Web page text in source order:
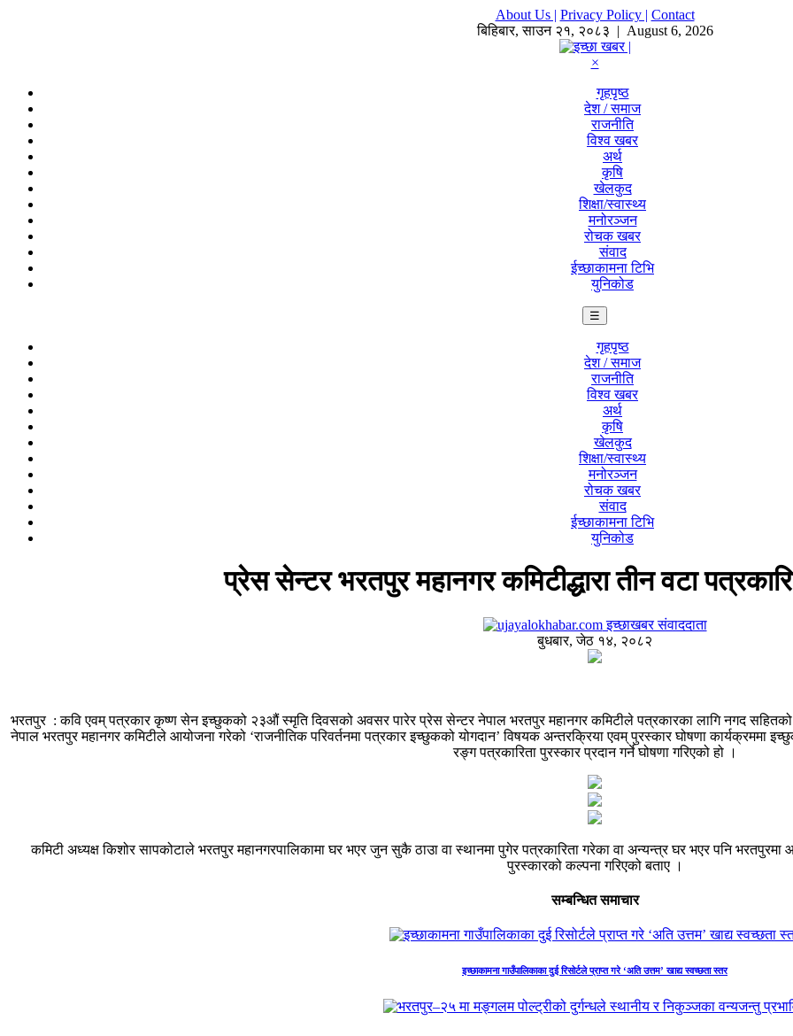
About Us | Privacy Policy | Contact
बिहिबार,साउन २१, २०८३ | August 6, 2026
×
गृहपृष्ठ
देश / समाज
राजनीति
विश्व खबर
अर्थ
कृषि
खेलकुद
शिक्षा/स्वास्थ्य
मनोरञ्जन
रोचक खबर
संवाद
ईच्छाकामना टिभि
युनिकोड
☰
गृहपृष्ठ
देश / समाज
राजनीति
विश्व खबर
अर्थ
कृषि
खेलकुद
शिक्षा/स्वास्थ्य
मनोरञ्जन
रोचक खबर
संवाद
ईच्छाकामना टिभि
युनिकोड
प्रेस सेन्टर भरतपुर महानगर कमिटीद्धारा तीन वटा
इच्छाखबर संवाददाता
बुधबार, जेठ १४, २०८२
भरतपुर : कवि एवम् पत्रकार कृष्ण सेन इच्छुकको २३औं स्मृति दिवसको अवसर पारेर प्रेस सेन्टर नेपाल भरतपुर महानगर कमिटीले पत्रकारका लागि नगद सहितको
नेपाल भरतपुर महानगर कमिटीले आयोजना गरेको ‘राजनीतिक परिवर्तनमा पत्रकार इच्छुकको योगदान’ विषयक अन्तरक्रिया एवम् पुरस्कार घोषणा कार्यक्रममा
रङ्ग पत्रकारिता पुरस्कार प्रदान गर्ने घोषणा गरिएको हो ।
कमिटी अध्यक्ष किशोर सापकोटाले भरतपुर महानगरपालिकामा घर भएर जुन सुकै ठाउा वा स्थानमा पुगेर पत्रकारिता गरेका वा अन्यन्त्र घर भएर पनि
पुरस्कारको कल्पना गरिएको बताए ।
सम्बन्धित समाचार
इच्छाकामना गाउँपालिकाका दुई रिसोर्टले प्राप्त गरे ‘अति उत्तम’ खाद्य स्वच्छता स्तर